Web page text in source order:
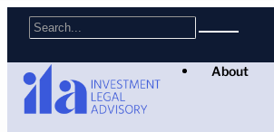
About